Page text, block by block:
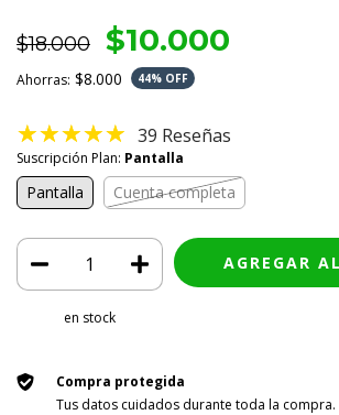
$18.000 $10.000
Ahorras: $8.000 44% OFF
39 Reseñas
Suscripción Plan: Pantalla
Pantalla Cuenta completa
en stock
Compra protegida
Tus datos cuidados durante toda la compra.